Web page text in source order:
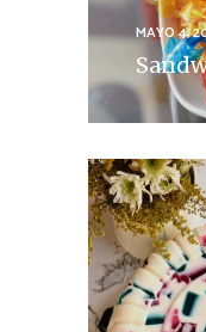
MAYO 4,